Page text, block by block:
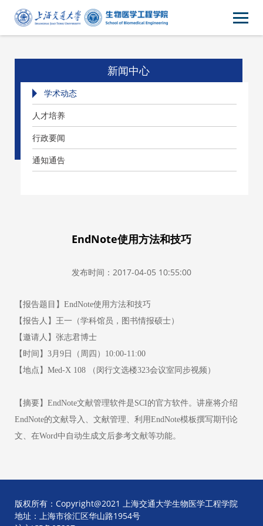
新闻中心
学术动态
人才培养
行政要闻
通知通告
EndNote使用方法和技巧
发布时间：2017-04-05 10:55:00
【报告题目】 EndNote使用方法和技巧
【报告人】王一（学科馆员，图书情报硕士）
【邀请人】张志君博士
【时间】 3月 9 日（周四） 10:00-11:00
【地点】 Med-X 108 （闵行文选楼323会议室同步视频）
【摘要】 EndNote文献管理软件是SCI的官方软件。讲座将介绍
EndNote的文献导入、文献管理、利用EndNote模板撰写期刊论
文、在Word中自动生成文后参考文献等功能。
版权所有：Copyright@2021 上海交通大学生物医学工程学院
地址：上海市徐汇区华山路1954号